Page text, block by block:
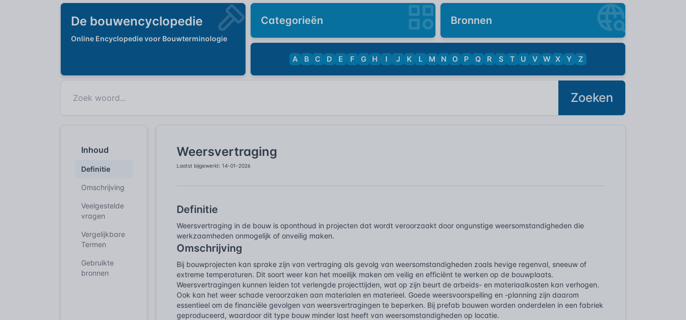
De bouwencyclopedie
Online Encyclopedie voor Bouwterminologie
Categorieën Bronnen
A B C D E F G H I J K L M N O P Q R S T U V W X Y Z
Zoeken
Inhoud
Definitie
Omschrijving
Veelgestelde
vragen
Vergelijkbare
Termen
Gebruikte
bronnen
Weersvertraging
Laatst bijgewerkt: 14-01-2026
Definitie
Weersvertraging in de bouw is oponthoud in projecten dat wordt veroorzaakt door ongunstige weersomstandigheden die
werkzaamheden onmogelijk of onveilig maken.
Omschrijving
Bij bouwprojecten kan sprake zijn van vertraging als gevolg van weersomstandigheden zoals hevige regenval, sneeuw of
extreme temperaturen. Dit soort weer kan het moeilijk maken om veilig en efficiënt te werken op de bouwplaats.
Weersvertragingen kunnen leiden tot verlengde projecttijden, wat op zijn beurt de arbeids- en materiaalkosten kan verhogen.
Ook kan het weer schade veroorzaken aan materialen en materieel. Goede weersvoorspelling en -planning zijn daarom
essentieel om de financiële gevolgen van weersvertragingen te beperken. Bij prefab bouwen worden onderdelen in een fabriek
geproduceerd, waardoor dit type bouw minder last heeft van weersomstandigheden op locatie.